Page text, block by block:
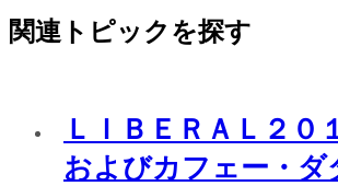
関連トピックを探す
ＬＩＢＥＲＡＬ２０
およびカフェー・ダ